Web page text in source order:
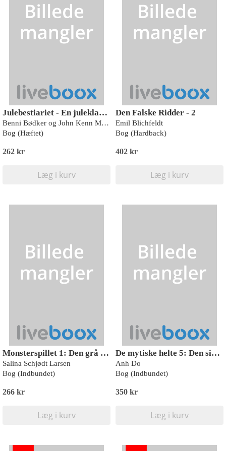
Julebestiariet - En juleklassiker
Benni Bødker og John Kenn Mortensen
Bog (Hæftet)
262 kr
Læg i kurv
Den Falske Ridder - 2
Emil Blichfeldt
Bog (Hardback)
402 kr
Læg i kurv
Monsterspillet 1: Den grå dreng
Salina Schjødt Larsen
Bog (Indbundet)
266 kr
Læg i kurv
De mytiske helte 5: Den sidste gladiator
Anh Do
Bog (Indbundet)
350 kr
Læg i kurv